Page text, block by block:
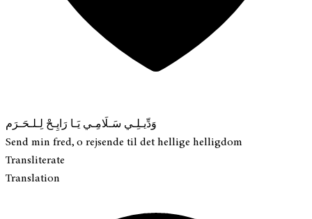
وَدِّيـلِـي سَـلَامِـي يَـا رَايِـحْ لِـلـحَـرَم
Send min fred, o rejsende til det hellige helligdom
Transliterate
Translation